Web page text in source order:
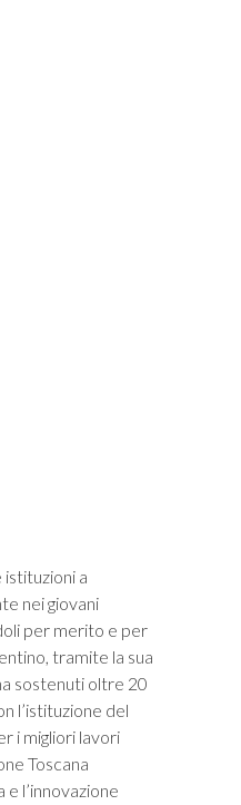
a
nei giovani
per merito e per
tramite la sua
sostenuti oltre 20
l’istituzione del
i migliori lavori
Toscana
l’innovazione